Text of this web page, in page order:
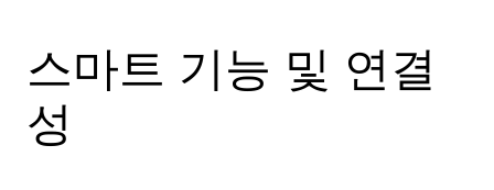
스마트 기능 및 연결
성